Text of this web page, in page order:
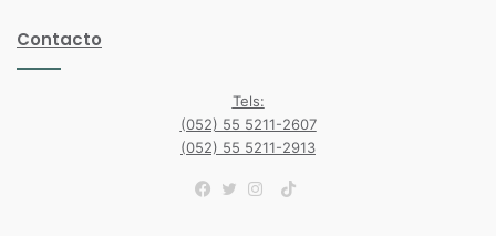
Contacto
Tels:
(052) 55 5211-2607
(052) 55 5211-2913
TikTok